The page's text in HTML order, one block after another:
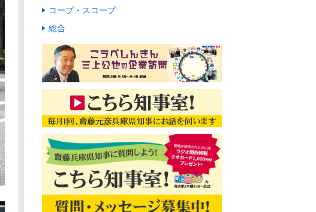
コープ・スコープ
総合